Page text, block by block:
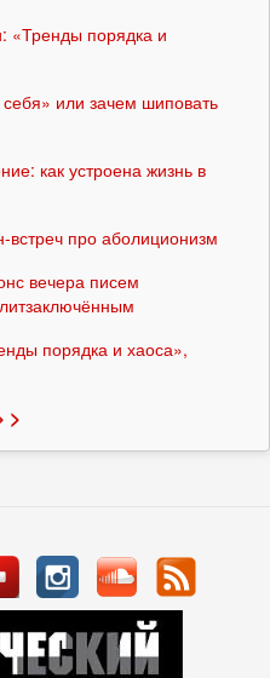
«Тренды порядка и
или зачем шиповать
как устроена жизнь в
про аболиционизм
вечера писем
порядка и хаоса»,
>